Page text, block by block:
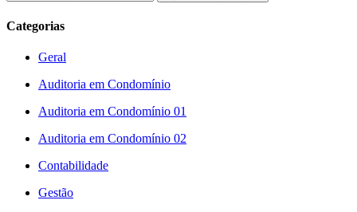
Categorias
Geral
Auditoria em Condomínio
Auditoria em Condomínio 01
Auditoria em Condomínio 02
Contabilidade
Gestão